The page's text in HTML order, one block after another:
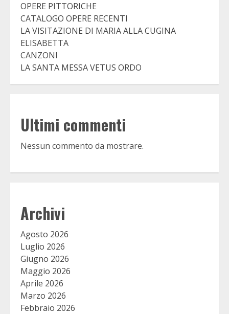
OPERE PITTORICHE
CATALOGO OPERE RECENTI
LA VISITAZIONE DI MARIA ALLA CUGINA
ELISABETTA
CANZONI
LA SANTA MESSA VETUS ORDO
Ultimi commenti
Nessun commento da mostrare.
Archivi
Agosto 2026
Luglio 2026
Giugno 2026
Maggio 2026
Aprile 2026
Marzo 2026
Febbraio 2026